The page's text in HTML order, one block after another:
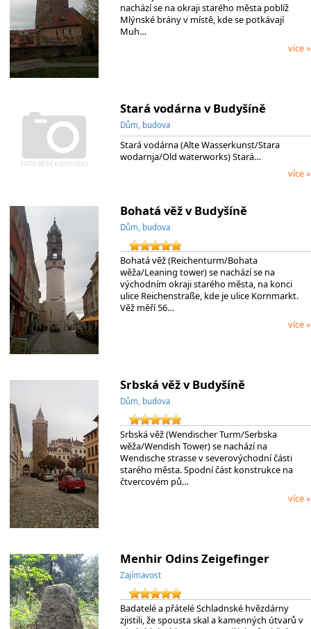
nachází se na okraji starého města poblíž
Mlýnské brány v místě, kde se potkávají
Muh…
více »
Stará vodárna v Budyšíně
Dům, budova
Stará vodárna (Alte Wasserkunst/Stara
wodarnja/Old waterworks) Stará…
více »
Bohatá věž v Budyšíně
Dům, budova
Bohatá věž (Reichenturm/Bohata
wěža/Leaning tower) se nachází se na
východním okraji starého města, na konci
ulice Reichenstraße, kde je ulice Kornmarkt.
Věž měří 56…
více »
Srbská věž v Budyšíně
Dům, budova
Srbská věž (Wendischer Turm/Serbska
wěža/Wendish Tower) se nachází na
Wendische strasse v severovýchodní části
starého města. Spodní část konstrukce na
čtvercovém pů…
více »
Menhir Odins Zeigefinger
Zajímavost
Badatelé a přátelé Schladnské hvězdárny
zjistili, že spousta skal a kamenných útvarů v